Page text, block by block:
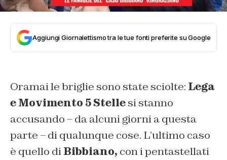
Aggiungi Giornalettismo tra le tue fonti preferite su Google
Oramai le briglie sono state sciolte: Lega
e Movimento 5 Stellesi stanno
accusando – da alcuni giorni a questa
parte – di qualunque cose. L’ultimo caso
è quello diBibbiano, con i pentastellati